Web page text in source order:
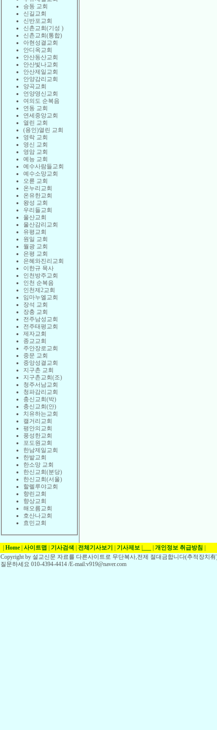
승동 교회
신길교회
신반포교회
신촌교회(기성 )
신촌교회(통합)
아현성결교회
안디옥교회
안산동산교회
안산빛나교회
안산제일교회
안양감리교회
양곡교회
언양영신교회
여의도 순복음
연동 교회
연세중앙교회
열린 교회
(용인)열린 교회
영락 교회
영신 교회
영암 교회
예능 교회
예수사람들교회
예수소망교회
오륜 교회
온누리교회
온유한교회
왕성 교회
우리들교회
울산교회
울산감리교회
유평교회
원일 교회
월광 교회
은평 교회
은혜와진리교회
이한규 목사
인천방주교회
인천 순복음
인천제2교회
임마누엘교회
장석 교회
장충 교회
전주남성교회
전주태평교회
제자교회
종교교회
주안장로교회
중문 교회
중앙성결교회
지구촌 교회
지구촌교회(조)
청주서남교회
청파감리교회
충신교회(박)
충신교회(안)
치유하는교회
캘거리교회
평안의교회
풍성한교회
포도원교회
한남제일교회
한밭교회
한소망 교회
한신교회(분당)
한신교회(서울)
할렐루야교회
향린교회
향상교회
해오름교회
호산나교회
효민교회
Home 사이트맵 기사검색 전체기사보기 기사제보 개인정보 취급방침
Copyright by 설교신문 자료를 다른사이트로 무단복사,전제 절대금합니다(추적장치
질문하세요 010-4394-4414 /E-mail:v919@naver.com